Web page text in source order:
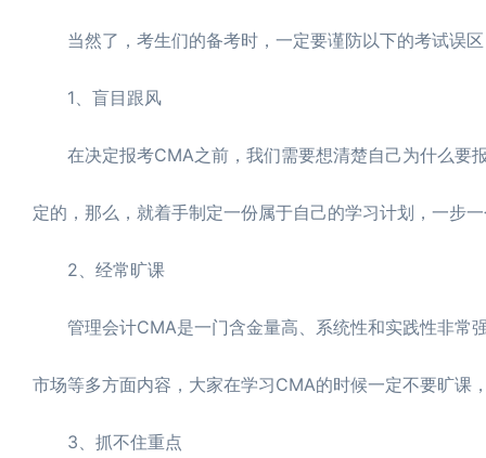
当然了，考生们的备考时，一定要谨防以下的考试误区
1、盲目跟风
在决定报考CMA之前，我们需要想清楚自己为什么要
定的，那么，就着手制定一份属于自己的学习计划，一步
2、经常旷课
管理会计CMA是一门含金量高、系统性和实践性非常
市场等多方面内容，大家在学习CMA的时候一定不要旷课
3、抓不住重点